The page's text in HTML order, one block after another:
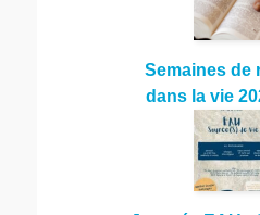
Semaines de
dans la vie